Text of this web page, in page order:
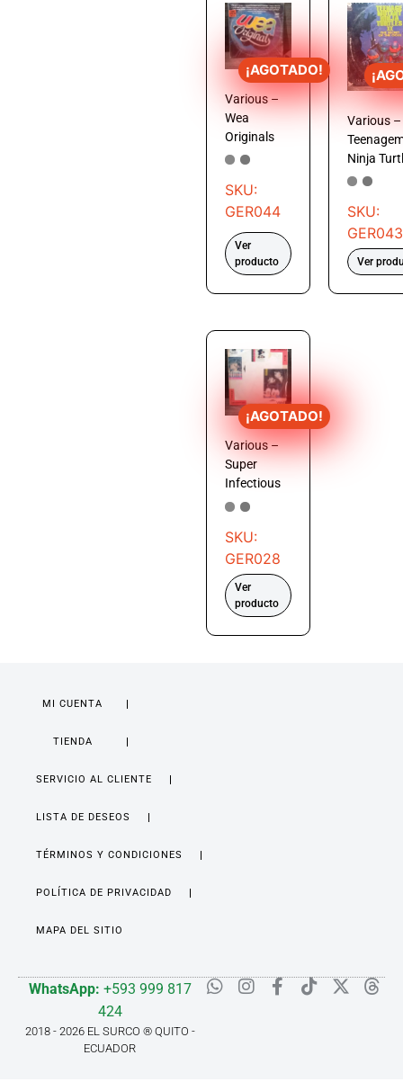
¡AGOTADO!
Various –
Wea
Originals
SKU:
GER044
Ver
producto
Various –
Ninja
SKU:
GER043
Ver
¡AGOTADO!
Various –
Super
Infectious
SKU:
GER028
Ver
producto
MI CUENTA
TIENDA
SERVICIO AL CLIENTE
LISTA DE DESEOS
TÉRMINOS Y CONDICIONES
POLÍTICA DE PRIVACIDAD
MAPA DEL SITIO
WhatsApp: +593 999 817
424
2018 - 2026 EL SURCO ® QUITO -
ECUADOR